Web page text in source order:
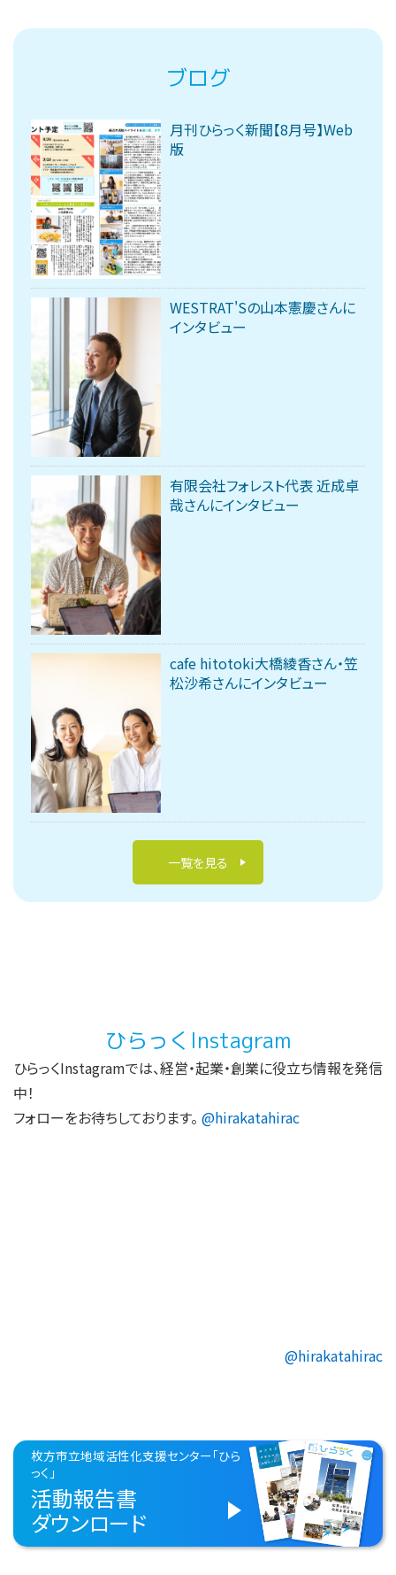
ブログ
月刊ひらっく新聞【8月号】Web
版
WESTRAT'Sの山本憲慶さんに
インタビュー
有限会社フォレスト代表 近成卓
哉さんにインタビュー
cafe hitotoki大橋綾香さん・笠
松沙希さんにインタビュー
一覧を見る
ひらっくInstagram
ひらっくInstagramでは、経営・起業・創業に役立ち情報を発信
中！
フォローをお待ちしております。 @hirakatahirac
@hirakatahirac
枚方市立地域活性化支援センター「ひら
っく」
活動報告書
ダウンロード